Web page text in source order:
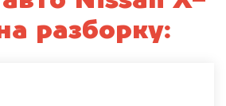
разборку: